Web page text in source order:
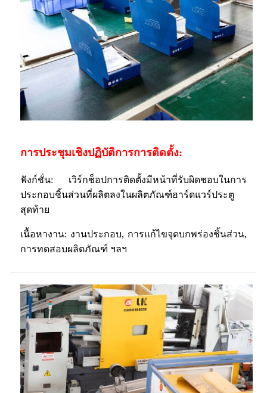
การประชุมเชิงปฏิบัติการการติดตั้ง:
ฟังก์ชั่น: เวิร์กช็อปการติดตั้งมีหน้าที่รับผิดชอบในการ
ประกอบชิ้นส่วนที่ผลิตลงในผลิตภัณฑ์ฮาร์ดแวร์ประตู
สุดท้าย
เนื้อหางาน: งานประกอบ, การแก้ไขจุดบกพร่องชิ้นส่วน,
การทดสอบผลิตภัณฑ์ ฯลฯ